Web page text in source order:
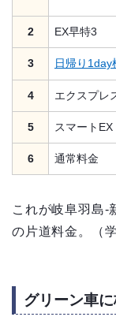
2 EX早特3
3 日帰り1day
4 エクスプレ
5 スマートEX
6 通常料金
これが岐阜羽島-
の片道料金。（
グリーン車